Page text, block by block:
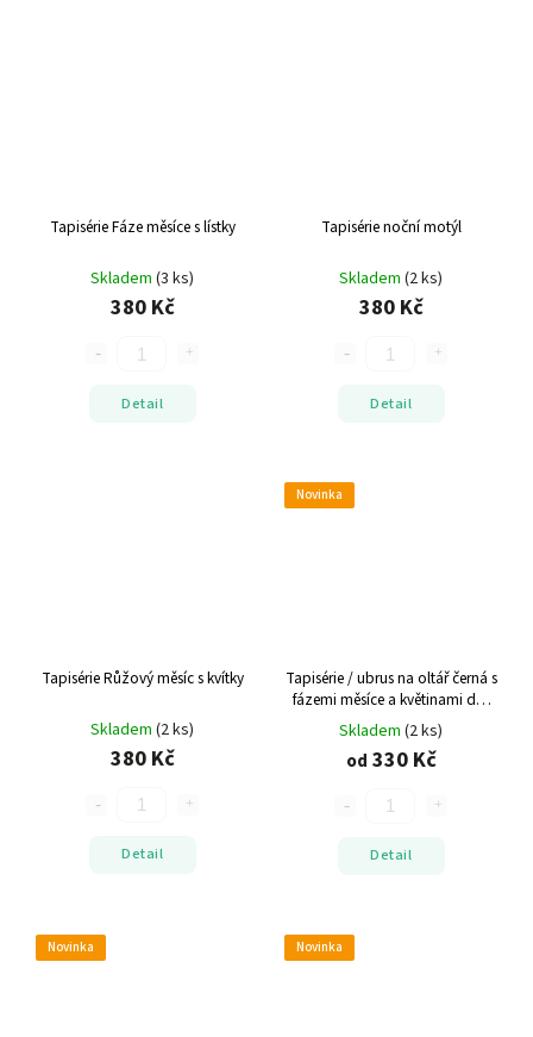
Tapisérie Fáze měsíce s lístky
Skladem (3 ks)
380 Kč
Detail
Tapisérie noční motýl
Skladem (2 ks)
380 Kč
Detail
Tapisérie Růžový měsíc s kvítky
Skladem (2 ks)
380 Kč
Detail
Novinka
Tapisérie / ubrus na oltář černá s
fázemi měsíce a květinami dvě
velikosti
Skladem (2 ks)
od 330 Kč
Detail
Novinka Novinka